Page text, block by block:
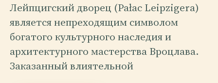
Лейпцигский дворец (Pałac Leipzigera)
является непреходящим символом
богатого культурного наследия и
архитектурного мастерства Вроцлава.
Заказанный влиятельной